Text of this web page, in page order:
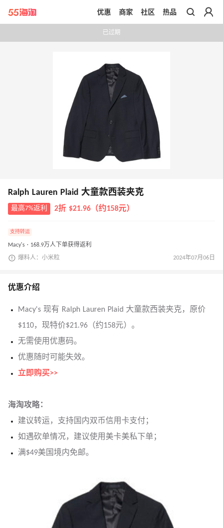
带你去官网买正品
优惠 商家 社区 热品
已过期
Ralph Lauren Plaid 大童款西装夹克
最高7%返利 2折 $21.96（约158元）
支持转运
Macy's · 168.9万人下单获得返利
爆料人：小米粒 2024年07月06日
优惠介绍
Macy's 现有 Ralph Lauren Plaid 大童款西装夹克，原价
$110，现特价$21.96（约158元）。
无需使用优惠码。
优惠随时可能失效。
立即购买>>
海淘攻略：
建议转运，支持国内双币信用卡支付；
如遇砍单情况，建议使用美卡美私下单；
满$49美国境内免邮。